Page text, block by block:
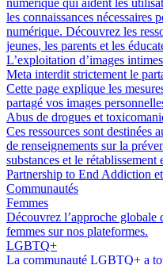
numérique qui aident les
les connaissances nécessaires
numérique. Découvrez les
jeunes, les parents et les
L’exploitation d’images
Meta interdit strictement le
Cette page explique les
partagé vos images
Abus de drogues et
Ces ressources sont destinées
de renseignements sur la
substances et le
Partnership to End Addiction
Communautés
Femmes
Découvrez l’approche globale
femmes sur nos plateformes.
LGBTQ+
La communauté LGBTQ+ a